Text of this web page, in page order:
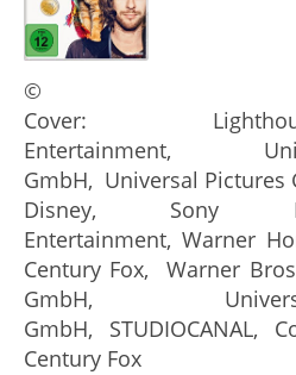
©
Cover:
Entertainment,
GmbH, Universal Pictures
Disney, Sony
Entertainment, Warner
Century Fox, Warner
GmbH,
GmbH, STUDIOCANAL,
Century Fox